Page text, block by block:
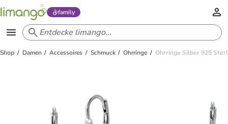
family
Shop Damen Accessoires Schmuck Ohrringe Ohrringe Silber 925